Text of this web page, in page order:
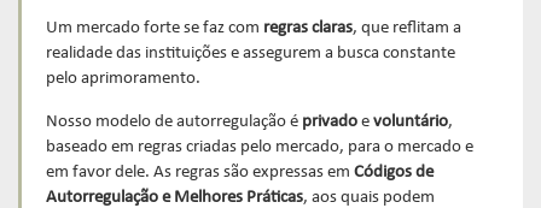
Um mercado forte se faz com regras claras, que reflitam a
realidade das instituições e assegurem a busca constante
pelo aprimoramento.
Nosso modelo de autorregulação é privado e voluntário,
baseado em regras criadas pelo mercado, para o mercado e
em favor dele. As regras são expressas em Códigos de
Autorregulação e Melhores Práticas, aos quais podem